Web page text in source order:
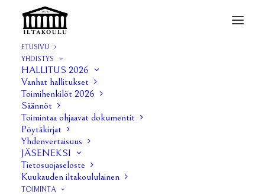
ETUSIVU
YHDISTYS
HALLITUS 2026
Vanhat hallitukset
Toimihenkilöt 2026
Säännöt
Toimintaa ohjaavat dokumentit
Pöytäkirjat
Yhdenvertaisuus
JÄSENEKSI
Tietosuojaseloste
Kuukauden iltakoululainen
TOIMINTA
ANTI 5/2021
Home